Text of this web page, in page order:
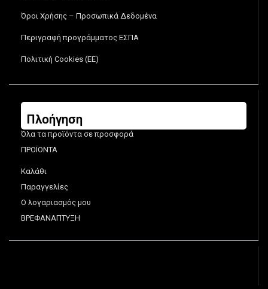
Όροι Χρήσης – Προσωπικά Δεδομένα
Περιγραφή προγράμματος ΕΣΠΑ
Πολιτική Cookies (ΕΕ)
Πλοήγηση
Όλα τα προϊόντα σε προσφορά
ΠΡΟΪΟΝΤΑ
Καλάθι
Παραγγελίες
Ο λογαριασμός μου
ΒΡΕΦΑΝΑΠΤΥΞΗ